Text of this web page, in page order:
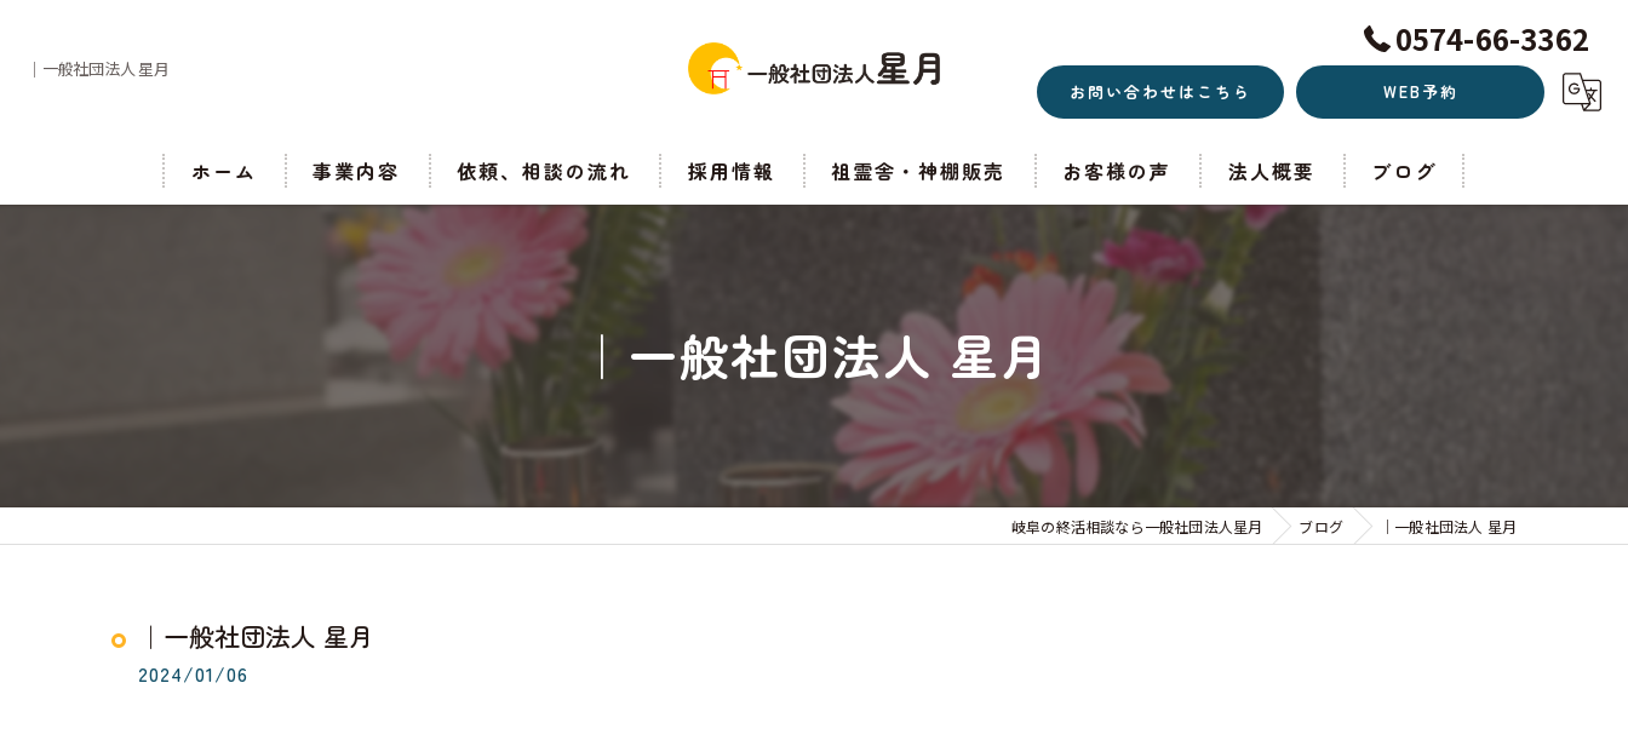
｜一般社団法人 星月
0574-66-3362
お問い合わせはこちら WEB予約
ホーム 事業内容 依頼、相談の流れ 採用情報 祖霊舎・神棚販売 お客様の声 法人概要 ブログ
｜一般社団法人 星月
岐阜の終活相談なら一般社団法人星月 ブログ ｜一般社団法人 星月
｜一般社団法人 星月
2024/01/06